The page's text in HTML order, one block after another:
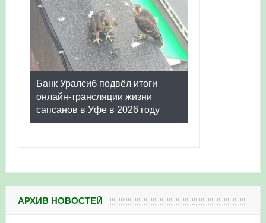
Банк Уралсиб подвёл итоги
онлайн-трансляции жизни
сапсанов в Уфе в 2026 году
АРХИВ НОВОСТЕЙ